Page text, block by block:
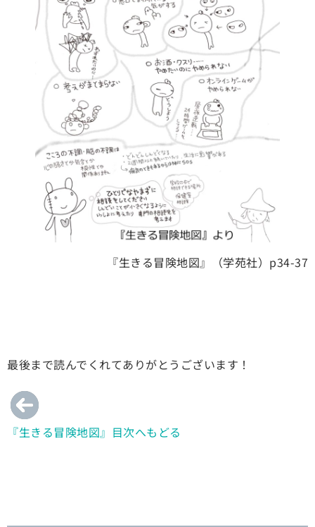
『生きる冒険地図』（学苑社）p34-37
最後まで読んでくれてありがとうございます！
『生きる冒険地図』目次へもどる